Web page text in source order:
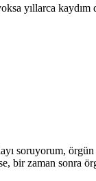
yıllarca kaydım
soruyorum,
bir zaman sonra